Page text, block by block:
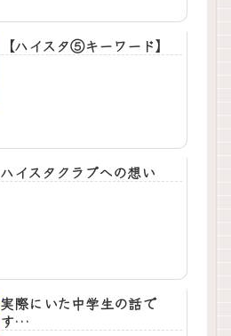
【ハイスタ⑤キーワード】
ハイスタクラブへの想い
実際にいた中学生の話で
す…